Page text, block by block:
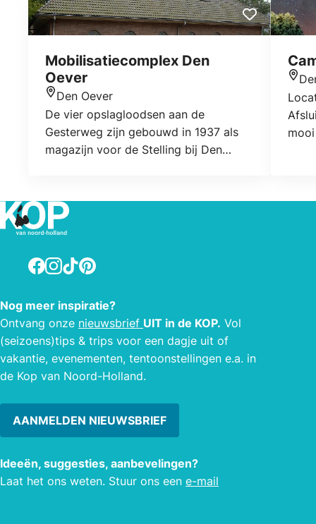
Mobilisatiecomplex Den
Oever
Locatie
Den Oever
De vier opslagloodsen aan de
Gesterweg zijn gebouwd in 1937 als
magazijn voor de Stelling bij Den
mobilisatiecomplex.
Facebook
Instagram
TikTokPinterest
Nog meer inspiratie?
Ontvang onze nieuwsbrief UIT in de KOP. Vol
(seizoens)tips & trips voor een dagje uit of
vakantie, evenementen, tentoonstellingen e.a. in
de Kop van Noord-Holland.
AANMELDEN NIEUWSBRIEF
Ideeën, suggesties, aanbevelingen?
Laat het ons weten. Stuur ons een e-mail